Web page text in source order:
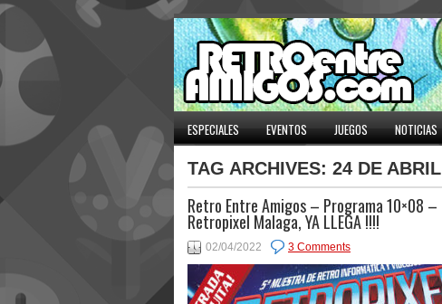
ESPECIALES EVENTOS JUEGOS NOTICIAS
TAG ARCHIVES: 24 DE ABRIL
Retro Entre Amigos – Programa 10×08 –
Retropixel Malaga, YA LLEGA !!!!
02/04/2022 3 Comments